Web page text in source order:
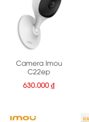
Camera Imou
C22ep
630.000₫